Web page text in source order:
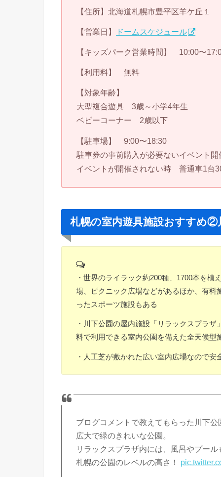
【住所】北海道札幌市豊平区羊ケ丘１
【営業日】 ドームスケジュール
【キッズパーク営業時間】 10:00〜
【利用料】 無料
【対象年齢】
大型複合遊具 3歳～小学4年生
ベビーコーナー 2歳以下
【駐車場】 9:00〜18:30
駐車券の事前購入が必要ないイベント
イベントが開催されない時 普通車1台
札幌の室内遊具施設おすすめ②
・世界のライラック約200種、1700本を
場、ピクニック広場などがあるほか、有
ったスポーツ施設もある
・川下公園の屋内施設「リラックスプラ
料で利用できる室内公園を備えた全天候型
・人工芝が敷かれた広い室内広場なので安
ブログコメントで教えてもらった川下公
広大で緑のきれいな公園。
リラックスプラザ内には、風呂やプール
札幌の公園のレベルの高さ！